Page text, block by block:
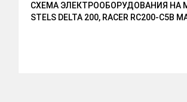
СХЕМА ЭЛЕКТРООБОРУДОВАНИЯ НА
STELS DELTA 200, RACER RC200-C5B